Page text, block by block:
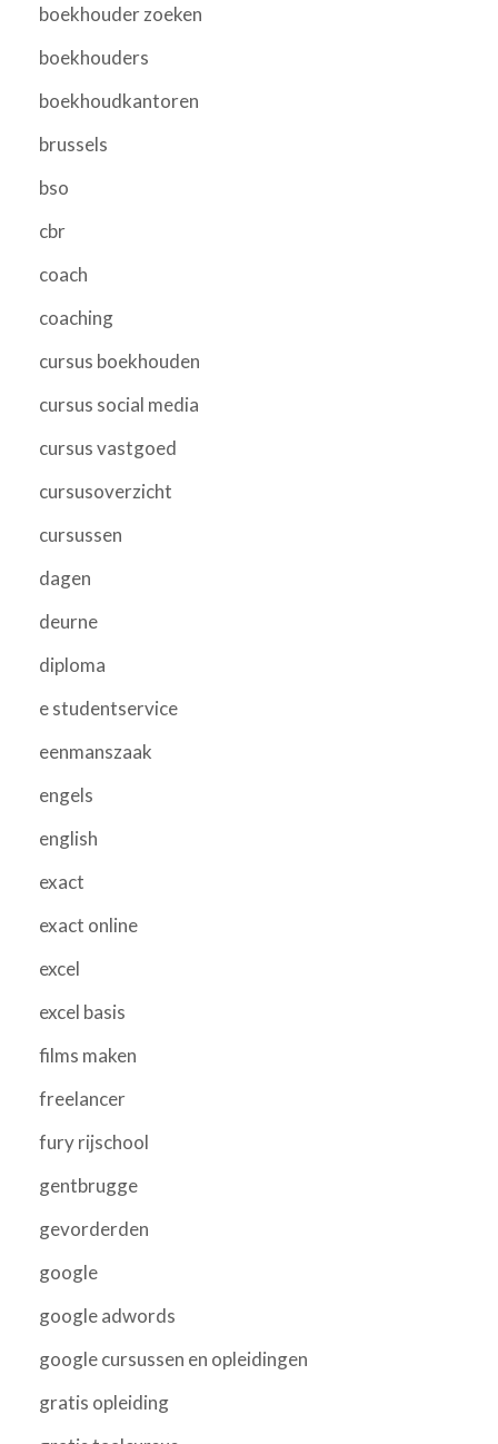
boekhouder zoeken
boekhouders
boekhoudkantoren
brussels
bso
cbr
coach
coaching
cursus boekhouden
cursus social media
cursus vastgoed
cursusoverzicht
cursussen
dagen
deurne
diploma
e studentservice
eenmanszaak
engels
english
exact
exact online
excel
excel basis
films maken
freelancer
fury rijschool
gentbrugge
gevorderden
google
google adwords
google cursussen en opleidingen
gratis opleiding